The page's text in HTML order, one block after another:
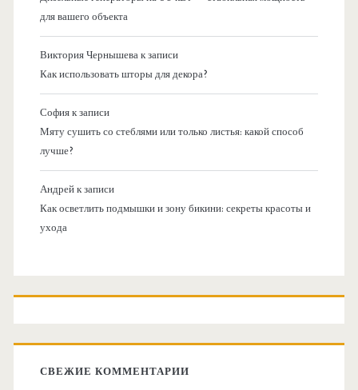
для вашего объекта
Виктория Чернышевак записи
Как использовать шторы для декора?
Софияк записи
Мяту сушить со стеблями или только листья: какой способ
лучше?
Андрейк записи
Как осветлить подмышки и зону бикини: секреты красоты и
ухода
СВЕЖИЕ КОММЕНТАРИИ